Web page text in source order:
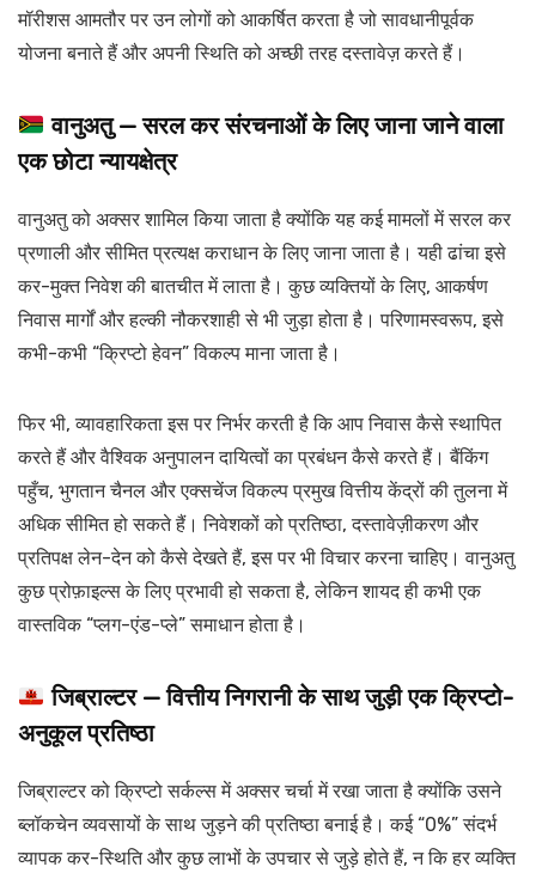
मॉरीशस आमतौर पर उन लोगों को आकर्षित करता है जो सावधानीपूर्वक
योजना बनाते हैं और अपनी स्थिति को अच्छी तरह दस्तावेज़ करते हैं।
वानुअतु — सरल कर संरचनाओं के लिए जाना जाने वाला
एक छोटा न्यायक्षेत्र
वानुअतु को अक्सर शामिल किया जाता है क्योंकि यह कई मामलों में सरल कर
प्रणाली और सीमित प्रत्यक्ष कराधान के लिए जाना जाता है। यही ढांचा इसे
कर-मुक्त निवेश की बातचीत में लाता है। कुछ व्यक्तियों के लिए, आकर्षण
निवास मार्गों और हल्की नौकरशाही से भी जुड़ा होता है। परिणामस्वरूप, इसे
कभी-कभी “क्रिप्टो हेवन” विकल्प माना जाता है।
फिर भी, व्यावहारिकता इस पर निर्भर करती है कि आप निवास कैसे स्थापित
करते हैं और वैश्विक अनुपालन दायित्वों का प्रबंधन कैसे करते हैं। बैंकिंग
पहुँच, भुगतान चैनल और एक्सचेंज विकल्प प्रमुख वित्तीय केंद्रों की तुलना में
अधिक सीमित हो सकते हैं। निवेशकों को प्रतिष्ठा, दस्तावेज़ीकरण और
प्रतिपक्ष लेन-देन को कैसे देखते हैं, इस पर भी विचार करना चाहिए। वानुअतु
कुछ प्रोफ़ाइल्स के लिए प्रभावी हो सकता है, लेकिन शायद ही कभी एक
वास्तविक “प्लग-एंड-प्ले” समाधान होता है।
जिब्राल्टर — वित्तीय निगरानी के साथ जुड़ी एक क्रिप्टो-
अनुकूल प्रतिष्ठा
जिब्राल्टर को क्रिप्टो सर्कल्स में अक्सर चर्चा में रखा जाता है क्योंकि उसने
ब्लॉकचेन व्यवसायों के साथ जुड़ने की प्रतिष्ठा बनाई है। कई “0%” संदर्भ
व्यापक कर-स्थिति और कुछ लाभों के उपचार से जुड़े होते हैं, न कि हर व्यक्ति